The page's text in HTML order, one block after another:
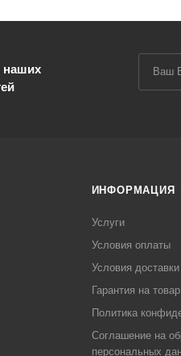
наших
ИНФОРМАЦИЯ
Услуги
Условия оплаты
Условия доставки
Гарантия на товар
Политика
Соглашение на
персональных